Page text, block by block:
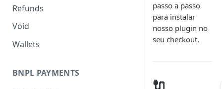
Refunds
Void
Wallets
BNPL PAYMENTS
passo a passo
para instalar
nosso plugin no
seu checkout.
🔌